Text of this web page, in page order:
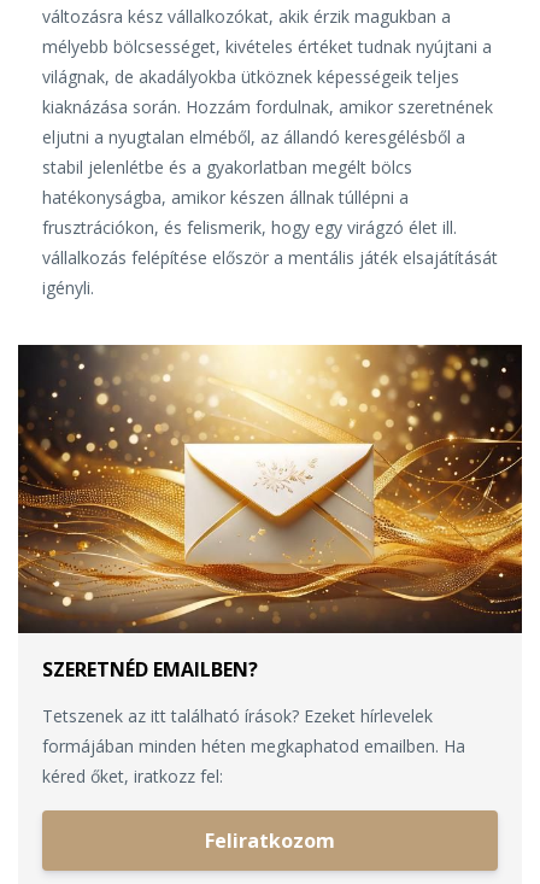
változásra kész vállalkozókat, akik érzik magukban a
mélyebb bölcsességet, kivételes értéket tudnak nyújtani a
világnak, de akadályokba ütköznek képességeik teljes
kiaknázása során. Hozzám fordulnak, amikor szeretnének
eljutni a nyugtalan elméből, az állandó keresgélésből a
stabil jelenlétbe és a gyakorlatban megélt bölcs
hatékonyságba, amikor készen állnak túllépni a
frusztrációkon, és felismerik, hogy egy virágzó élet ill.
vállalkozás felépítése először a mentális játék elsajátítását
igényli.
SZERETNÉD EMAILBEN?
Tetszenek az itt található írások? Ezeket hírlevelek
formájában minden héten megkaphatod emailben. Ha
kéred őket, iratkozz fel:
Feliratkozom